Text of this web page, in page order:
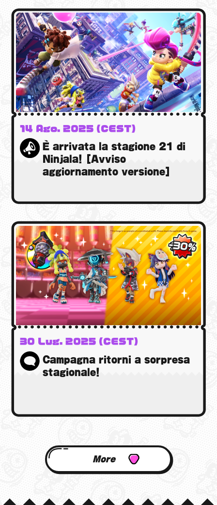
14 Ago. 2025 (CEST)
È arrivata la stagione 21 di
Ninjala! [Avviso
aggiornamento versione]
30 Lug. 2025 (CEST)
Campagna ritorni a sorpresa
stagionale!
More